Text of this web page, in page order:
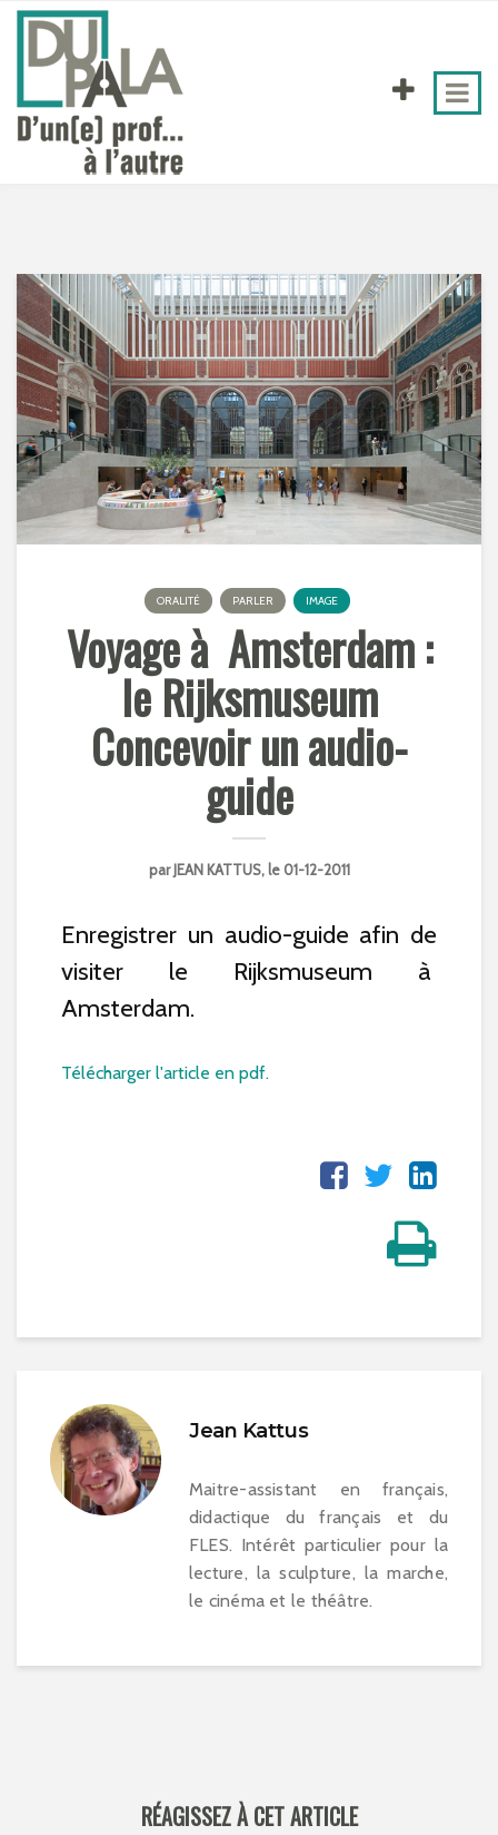
ORALITÉ PARLER IMAGE
Voyage à Amsterdam :
le Rijksmuseum
Concevoir un audio-
guide
parJEAN KATTUS, le 01-12-2011
Enregistrer un audio-guide afin de
visiter le Rijksmuseum à
Amsterdam.
Télécharger l'article en pdf.
Jean Kattus
Maitre-assistant en français,
didactique du français et du
FLES. Intérêt particulier pour la
lecture, la sculpture, la marche,
le cinéma et le théâtre.
RÉAGISSEZ À CET ARTICLE